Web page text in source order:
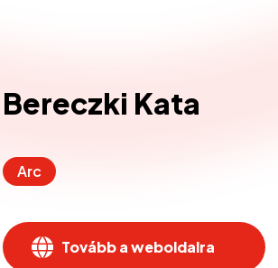
Bereczki Kata
Arc
Tovább a weboldalra